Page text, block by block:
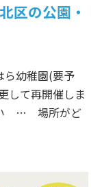
区の公園・
ら幼稚園(要予
て再開催しま
い … 場所がど